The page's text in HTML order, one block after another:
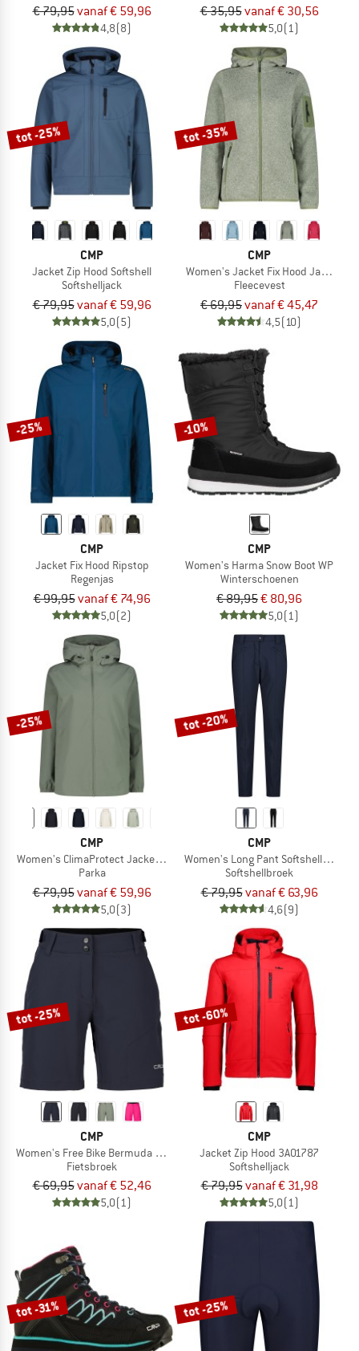
€ 79,95vanaf € 59,96
4,8(8)
€ 35,95vanaf € 30,56
5,0(1)
tot -25%
CMP
Jacket Zip Hood Softshell
Softshelljack
€ 79,95vanaf € 59,96
5,0(5)
tot -35%
CMP
Women's Jacket Fix Hood
Fleecevest
€ 69,95vanaf € 45,47
4,5(10)
-25%
CMP
Jacket Fix Hood Ripstop
Regenjas
€ 99,95vanaf € 74,96
5,0(2)
-10%
CMP
Women's Harma Snow Boot WP
Winterschoenen
€ 89,95€ 80,96
5,0(1)
-25%
CMP
Women's ClimaProtect Jacket Fix Hood
Parka
€ 79,95vanaf € 59,96
5,0(3)
tot -20%
CMP
Women's Long Pant Softshell
Softshellbroek
€ 79,95vanaf € 63,96
4,6(9)
tot -25%
CMP
Women's Free Bike Bermuda w/ Inner Mesh Underwear
Fietsbroek
€ 69,95vanaf € 52,46
5,0(1)
tot -60%
CMP
Jacket Zip Hood 3A01787
Softshelljack
€ 79,95vanaf € 31,98
5,0(1)
tot -31% tot -25%